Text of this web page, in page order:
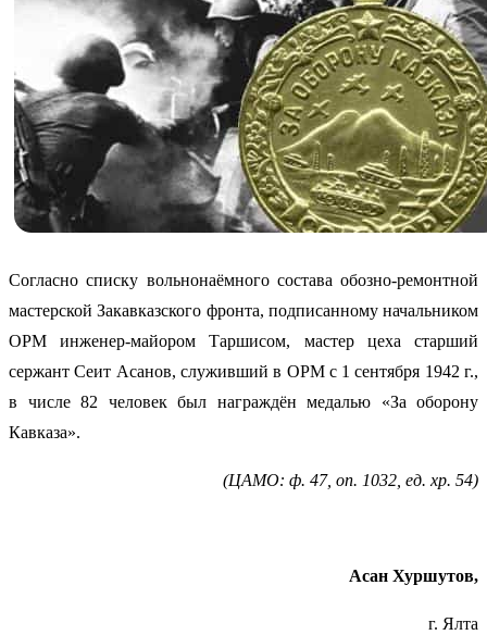
Согласно списку вольнонаёмного состава обозно-ремонтной
мастерской Закавказского фронта, подписанному начальником
ОРМ инженер-майором Таршисом, мастер цеха старший
сержант Сеит Асанов, служивший в ОРМ с 1 сентября 1942 г.,
в числе 82 человек был награждён медалью «За оборону
Кавказа».
(ЦАМО: ф. 47, оп. 1032, ед. хр. 54)
Асан Хуршутов,
г. Ялта